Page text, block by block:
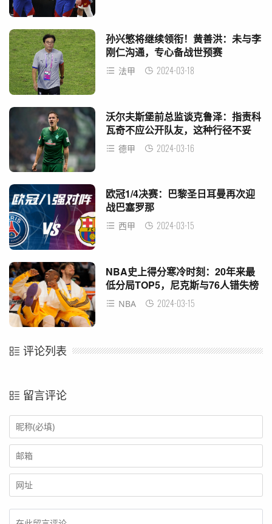
孙兴慜将继续领衔！黄善洪：未与李
刚仁沟通，专心备战世预赛
法甲 2024-03-18
沃尔夫斯堡前总监谈克鲁泽：指责科
瓦奇不应公开队友，这种行径不妥
德甲 2024-03-16
欧冠1/4决赛：巴黎圣日耳曼再次迎
战巴塞罗那
西甲 2024-03-15
NBA史上得分寒冷时刻：20年来最
低分局TOP5，尼克斯与76人错失榜
单 NBA 2024-03-15
评论列表
留言评论